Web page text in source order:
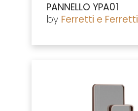
PANNELLO YPA01
by Ferretti e Ferretti